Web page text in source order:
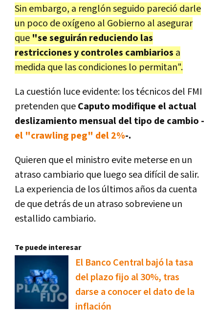
Sin embargo, a renglón seguido pareció darle
un poco de oxígeno al Gobierno al asegurar
que "se seguirán reduciendo las
restricciones y controles cambiarios a
medida que las condiciones lo permitan".
La cuestión luce evidente: los técnicos del FMI
pretenden queCaputo modifique el actual
deslizamiento mensual del tipo de cambio -
el "crawling peg" del 2%-.
Quieren que el ministro evite meterse en un
atraso cambiario que luego sea difícil de salir.
La experiencia de los últimos años da cuenta
de que detrás de un atraso sobreviene un
estallido cambiario.
Te puede interesar
El Banco Central bajó la tasa
del plazo fijo al 30%, tras
darse a conocer el dato de la
inflación